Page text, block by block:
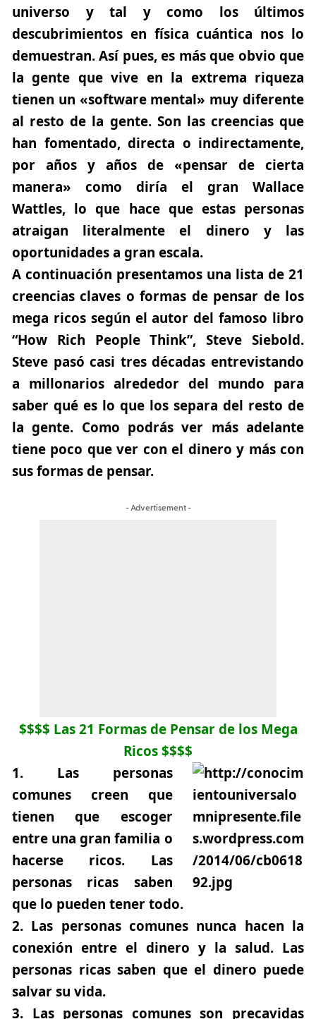
universo y tal y como los últimos
descubrimientos en física cuántica nos lo
demuestran. Así pues, es más que obvio que
la gente que vive en la extrema riqueza
tienen un «software mental» muy diferente
al resto de la gente. Son las creencias que
han fomentado, directa o indirectamente,
por años y años de «pensar de cierta
manera» como diría el gran Wallace
Wattles, lo que hace que estas personas
atraigan literalmente el dinero y las
oportunidades a gran escala.
A continuación presentamos una lista de 21
creencias claves o formas de pensar de los
mega ricos según el autor del famoso libro
“How Rich People Think”, Steve Siebold.
Steve pasó casi tres décadas entrevistando
a millonarios alrededor del mundo para
saber qué es lo que los separa del resto de
la gente. Como podrás ver más adelante
tiene poco que ver con el dinero y más con
sus formas de pensar.
- Advertisement -
$$$$ Las 21 Formas de Pensar de los Mega
Ricos $$$$
1. Las personas
comunes creen que
tienen que escoger
entre una gran familia o
hacerse ricos. Las
personas ricas saben
que lo pueden tener todo.
2. Las personas comunes nunca hacen la
conexión entre el dinero y la salud. Las
personas ricas saben que el dinero puede
salvar su vida.
3. Las personas comunes son precavidas